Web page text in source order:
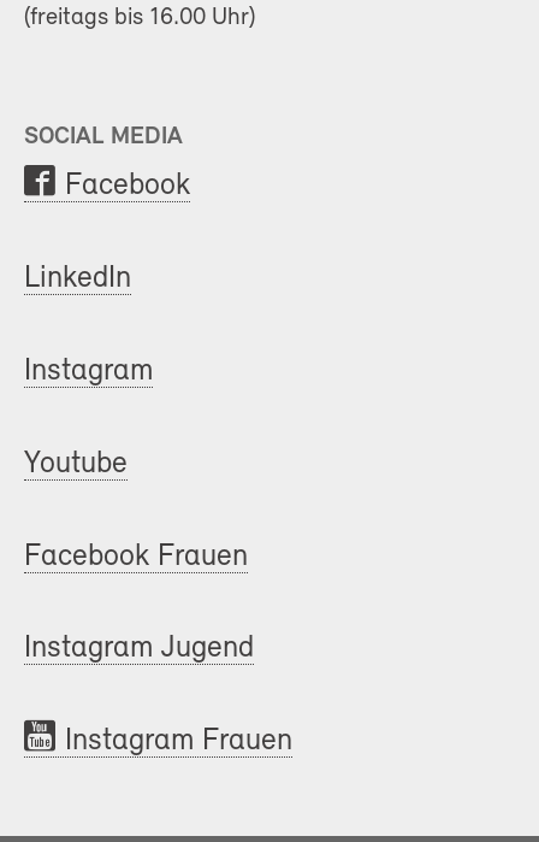
(freitags bis 16.00 Uhr)
SOCIAL MEDIA
Facebook
LinkedIn
Instagram
Youtube
Facebook Frauen
Instagram Jugend
Instagram Frauen